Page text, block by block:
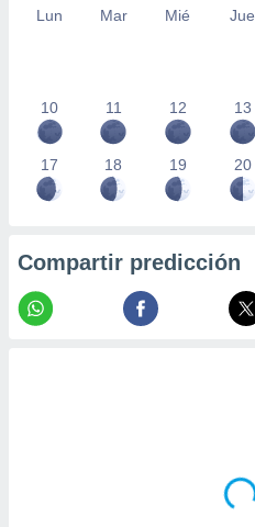
Lun Mar Mié Jue
10 11 12 13
17 18 19 20
Compartir predicción